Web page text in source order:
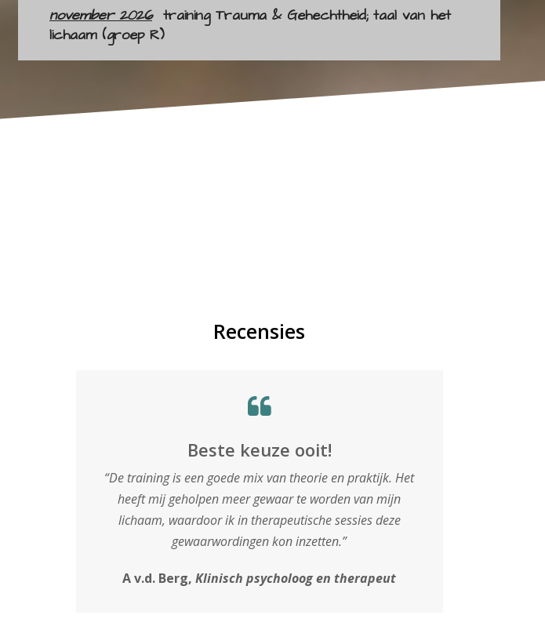
november 2026 trainingTrauma & Gehechtheid; taal van het
lichaam (groep R)
Recensies
Beste keuze ooit!
“De training is een goede mix van theorie en praktijk. Het
heeft mij geholpen meer gewaar te worden van mijn
lichaam, waardoor ik in therapeutische sessies deze
gewaarwordingen kon inzetten.”
A v.d. Berg, Klinisch psycholoog en therapeut